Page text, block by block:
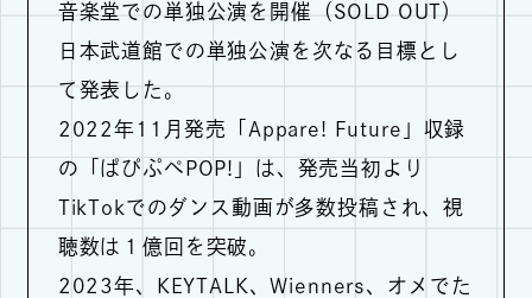
音楽堂での単独公演を開催（SOLD OUT）
日本武道館での単独公演を次なる目標とし
て発表した。
2022年11月発売「Appare! Future」収録
の「ぱぴぷぺPOP!」は、発売当初より
TikTokでのダンス動画が多数投稿され、視
聴数は１億回を突破。
2023年、KEYTALK、Wienners、オメでた